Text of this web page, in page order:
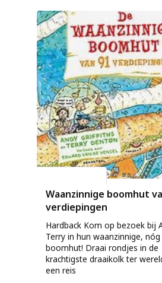
Waanzinnige boomhut
verdiepingen
Hardback Kom op bezoek bij
Terry in hun waanzinnige,
boomhut! Draai rondjes in de
krachtigste draaikolk ter
een reis